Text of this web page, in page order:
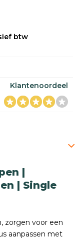
btw
Klantenoordeel
|
| Single
zorgen voor een
aanpassen met